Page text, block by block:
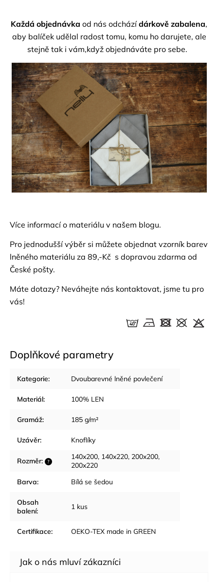
Každá objednávka od nás odcházídárkově zabalena,
aby balíček udělal radost tomu, komu ho darujete, ale
stejně tak i vám,když objednáváte pro sebe.
Více informací o materiálu v našem blogu.
Pro jednodušší výběr si můžete objednat vzorník barev
lněného materiálu za 89,-Kč s dopravou zdarma od
České pošty.
Máte dotazy? Neváhejte nás kontaktovat, jsme tu pro
vás!
Doplňkové parametry
Kategorie: Dvoubarevné lněné povlečení
Materiál: 100% LEN
Gramáž: 185 g/m²
Uzávěr: Knoflíky
?
Rozměr:
140x200, 140x220, 200x200,
200x220
Barva: Bílá se šedou
Obsah
balení: 1 kus
Certifikace: OEKO-TEX made in GREEN